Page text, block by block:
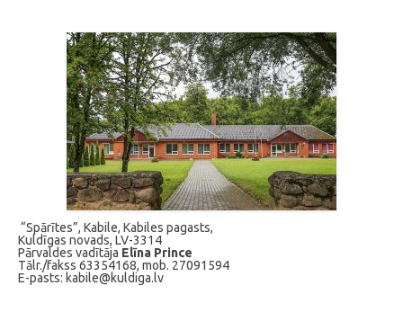
“Spārītes”, Kabile, Kabiles pagasts,
Kuldīgas novads, LV-3314
Pārvaldes vadītāja Elīna Prince
Tālr./fakss 63354168, mob. 27091594
E-pasts: kabile@kuldiga.lv